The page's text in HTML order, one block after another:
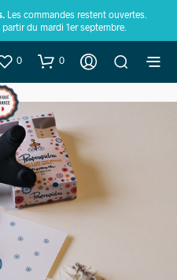
Les commandes restent ouvertes.
du mardi 1er septembre.
0 0